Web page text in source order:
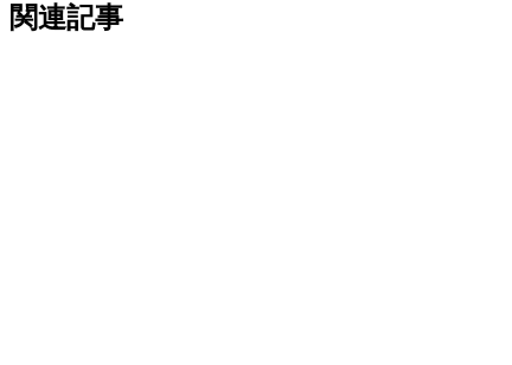
ビ
ゲ
関連記事